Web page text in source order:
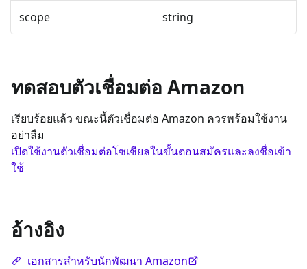
scope string
ทดสอบตัวเชื่อมต่อ Amazon
เรียบร้อยแล้ว ขณะนี้ตัวเชื่อมต่อ Amazon ควรพร้อมใช้งาน
อย่าลืม
เปิดใช้งานตัวเชื่อมต่อโซเชียลในขั้นตอนสมัครและลงชื่อเข้า
ใช้
อ้างอิง
เอกสารสำหรับนักพัฒนา Amazon